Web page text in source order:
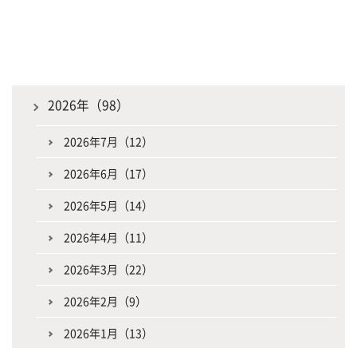
2026年（98）
2026年7月（12）
2026年6月（17）
2026年5月（14）
2026年4月（11）
2026年3月（22）
2026年2月（9）
2026年1月（13）